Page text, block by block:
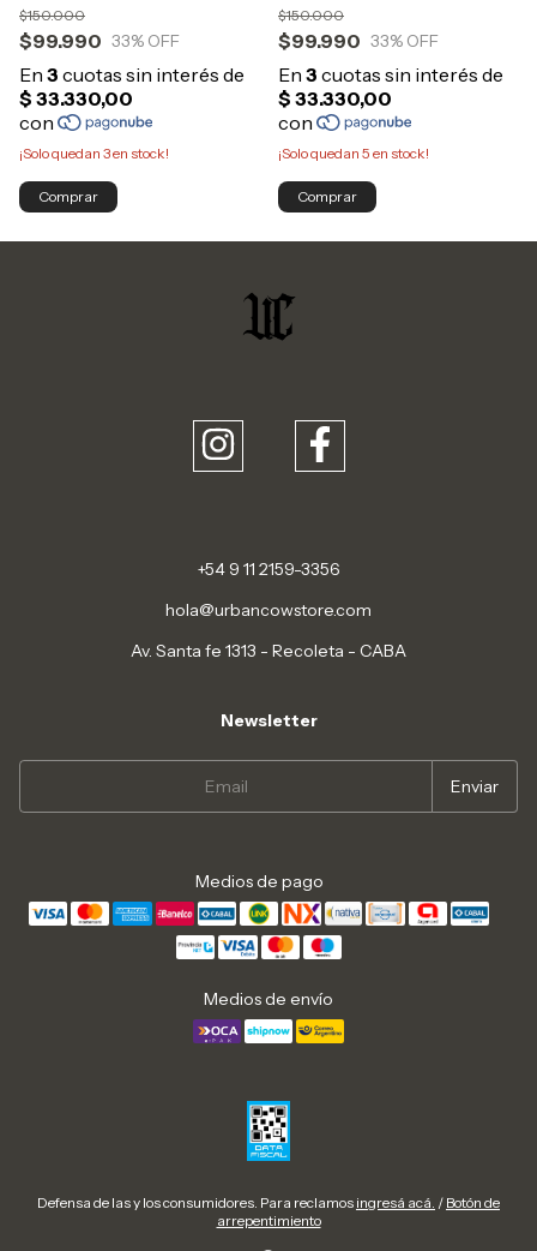
$99.990
$150.000
33% OFF
¡Solo quedan 3en stock!
Comprar
$99.990
$150.000
33% OFF
¡Solo quedan 5 en stock!
Comprar
+54 9 11 2159-3356
hola@urbancowstore.com
Av. Santa fe 1313 - Recoleta - CABA
Newsletter
Medios de pago
Medios de envío
Defensa de las y los consumidores. Para reclamos ingresá acá. / Botón de
arrepentimiento